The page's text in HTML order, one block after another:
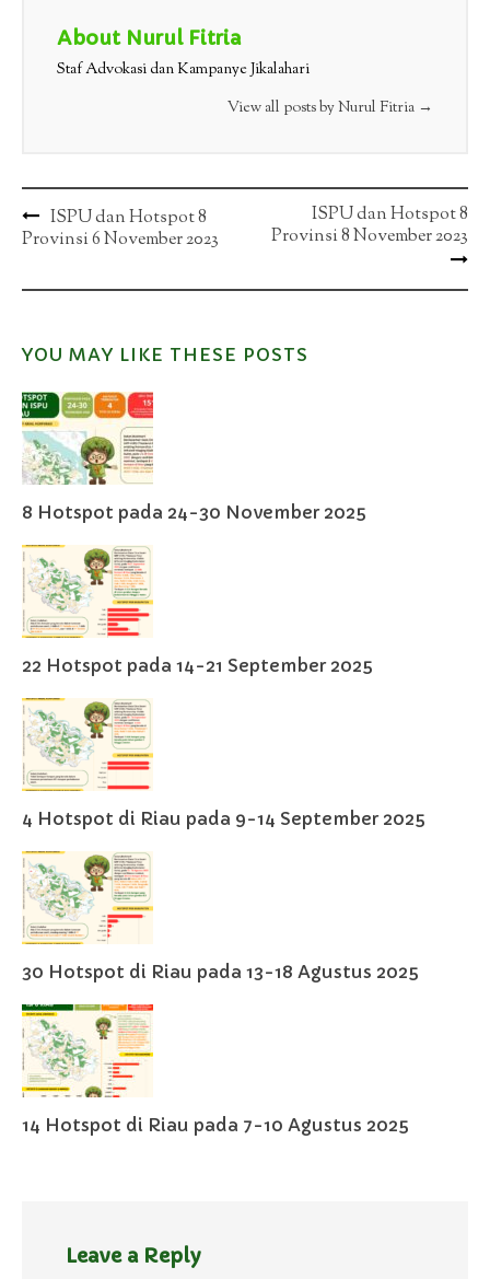
About Nurul Fitria
Staf Advokasi dan Kampanye Jikalahari
View all posts by Nurul Fitria →
Post
navigation
ISPU dan Hotspot 8
Provinsi 6 November 2023
ISPU dan Hotspot 8
Provinsi 8 November 2023
YOU MAY LIKE THESE POSTS
8 Hotspot pada 24-30 November 2025
22 Hotspot pada 14-21 September 2025
4 Hotspot di Riau pada 9-14 September 2025
30 Hotspot di Riau pada 13-18 Agustus 2025
14 Hotspot di Riau pada 7-10 Agustus 2025
Leave a Reply